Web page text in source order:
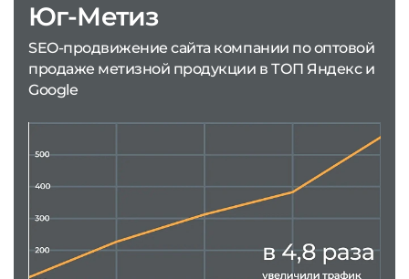
Юг-Метиз
SEO-продвижение сайта компании по оптовой
продаже метизной продукции в ТОП Яндекс и
Google